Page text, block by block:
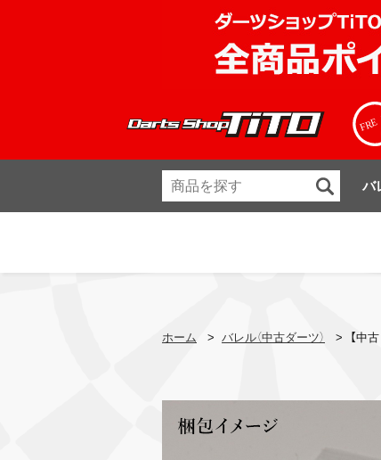
バ
ホーム > バレル（中古ダーツ） > 【中